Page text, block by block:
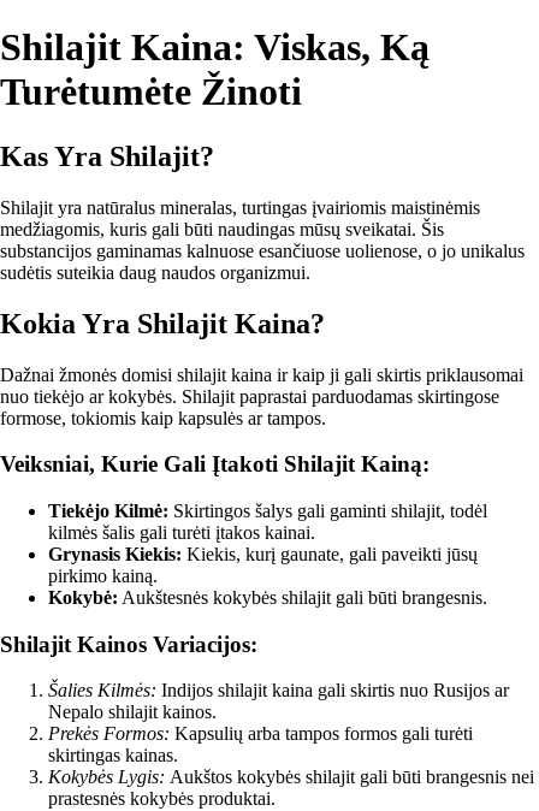
Shilajit Kaina: Viskas, Ką
Turėtumėte Žinoti
Kas Yra Shilajit?
Shilajit yra natūralus mineralas, turtingas įvairiomis maistinėmis
medžiagomis, kuris gali būti naudingas mūsų sveikatai. Šis
substancijos gaminamas kalnuose esančiuose uolienose, o jo unikalus
sudėtis suteikia daug naudos organizmui.
Kokia Yra Shilajit Kaina?
Dažnai žmonės domisi shilajit kaina ir kaip ji gali skirtis priklausomai
nuo tiekėjo ar kokybės. Shilajit paprastai parduodamas skirtingose
formose, tokiomis kaip kapsulės ar tampos.
Veiksniai, Kurie Gali Įtakoti Shilajit Kainą:
Tiekėjo Kilmė: Skirtingos šalys gali gaminti shilajit, todėl
kilmės šalis gali turėti įtakos kainai.
Grynasis Kiekis: Kiekis, kurį gaunate, gali paveikti jūsų
pirkimo kainą.
Kokybė: Aukštesnės kokybės shilajit gali būti brangesnis.
Shilajit Kainos Variacijos:
Šalies Kilmės: Indijos shilajit kaina gali skirtis nuo Rusijos ar
Nepalo shilajit kainos.
Prekės Formos: Kapsulių arba tampos formos gali turėti
skirtingas kainas.
Kokybės Lygis: Aukštos kokybės shilajit gali būti brangesnis nei
prastesnės kokybės produktai.